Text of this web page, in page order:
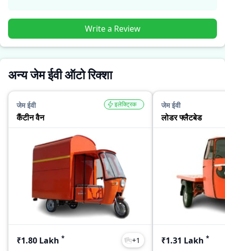
Write a Review
अन्य जेम ईवी ऑटो रिक्शा
जेम ईवी
कैंटीन वैन
इलेक्ट्रिक
₹1.80 Lakh * +1
जेम ईवी
लोडर फ्लैटबेड
₹1.31 Lakh *